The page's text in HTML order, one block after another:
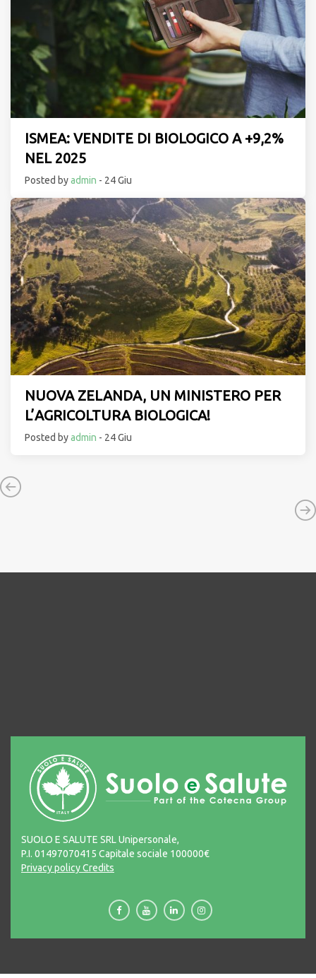
ISMEA: VENDITE DI BIOLOGICO A +9,2%
NEL 2025
Posted byadmin - 24 Giu
NUOVA ZELANDA, UN MINISTERO PER
L’AGRICOLTURA BIOLOGICA!
Posted byadmin - 24 Giu
SUOLO E SALUTE SRL Unipersonale,
P.I. 01497070415 Capitale sociale 100000€
Privacy policyCredits